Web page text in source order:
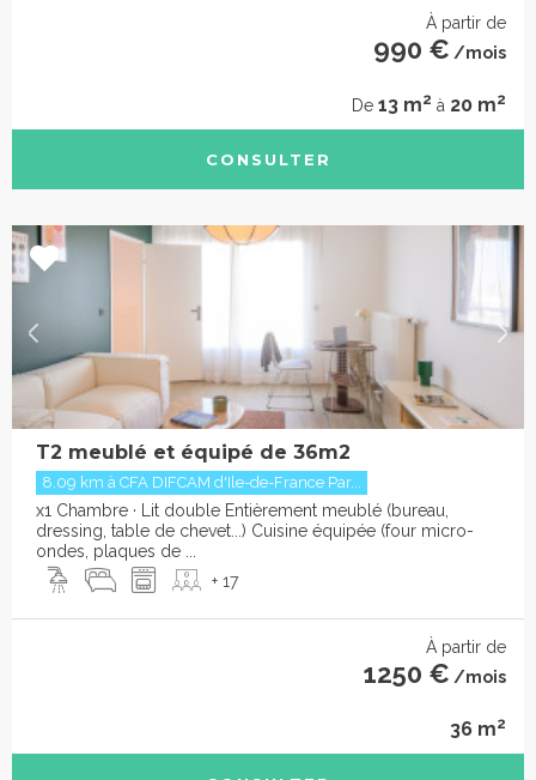
À partir de
990 € /mois
De 13 m2 à 20 m2
CONSULTER
T2 meublé et équipé de 36m2
8.09 km à CFA DIFCAM d'Ile-de-France Par...
x1 Chambre · Lit double Entièrement meublé (bureau,
dressing, table de chevet...) Cuisine équipée (four micro-
ondes, plaques de ...
+ 17
À partir de
1250 € /mois
36 m2